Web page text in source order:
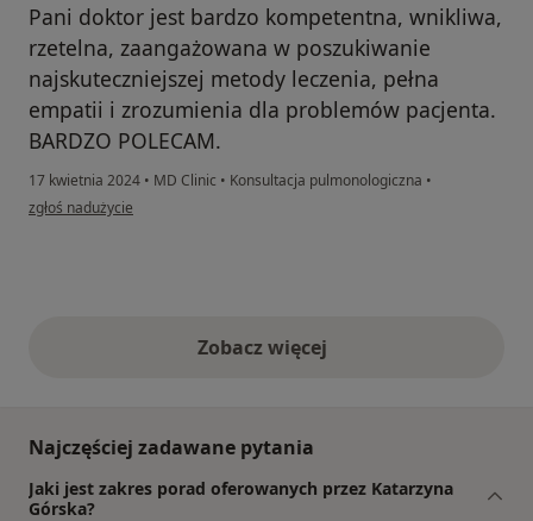
Pani doktor jest bardzo kompetentna, wnikliwa,
rzetelna, zaangażowana w poszukiwanie
najskuteczniejszej metody leczenia, pełna
empatii i zrozumienia dla problemów pacjenta.
BARDZO POLECAM.
17 kwietnia 2024 • MD Clinic • Konsultacja pulmonologiczna •
w opinii użytkownika EOR
zgłoś nadużycie
Zobacz więcejopinie powyżej
Najczęściej zadawane pytania
Jaki jest zakres porad oferowanych przez Katarzyna
Górska?